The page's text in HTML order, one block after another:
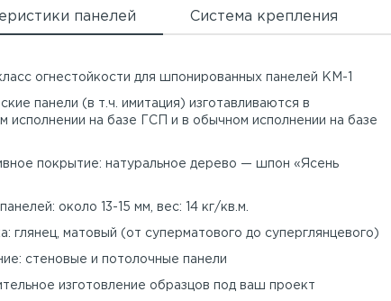
панелей Система крепления
огнестойкости для шпонированных панелей КМ-1
панели (в т.ч. имитация) изготавливаются в
исполнении на базе ГСП и в обычном исполнении на базе
покрытие: натуральное дерево — шпон «Ясень
около 13-15 мм, вес: 14 кг/кв.м.
глянец, матовый (от суперматового до суперглянцевого)
стеновые и потолочные панели
изготовление образцов под ваш проект